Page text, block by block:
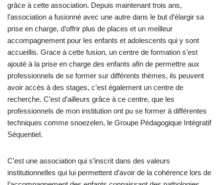
grâce à cette association. Depuis maintenant trois ans,
l’association a fusionné avec une autre dans le but d’élargir sa
prise en charge, d’offrir plus de places et un meilleur
accompagnement pour les enfants et adolescents qui y sont
accueillis. Grace à cette fusion, un centre de formation s’est
ajouté à la prise en charge des enfants afin de permettre aux
professionnels de se former sur différents thèmes, ils peuvent
avoir accès à des stages, c’est également un centre de
recherche. C’est d’ailleurs grâce à ce centre, que les
professionnels de mon institution ont pu se former à différentes
techniques comme snoezelen, le Groupe Pédagogique Intégratif
Séquentiel.
C’est une association qui s’inscrit dans des valeurs
institutionnelles qui lui permettent d’avoir de la cohérence lors de